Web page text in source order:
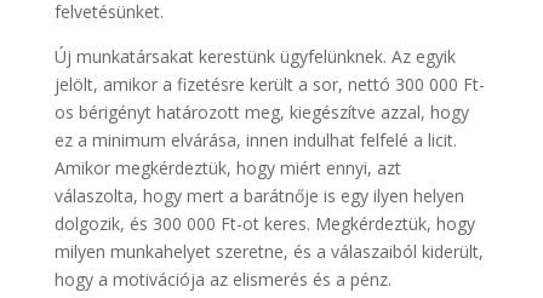
felvetésünket.
Új munkatársakat kerestünk ügyfelünknek. Az egyik
jelölt, amikor a fizetésre került a sor, nettó 300 000 Ft-
os bérigényt határozott meg, kiegészítve azzal, hogy
ez a minimum elvárása, innen indulhat felfelé a licit.
Amikor megkérdeztük, hogy miért ennyi, azt
válaszolta, hogy mert a barátnője is egy ilyen helyen
dolgozik, és 300 000 Ft-ot keres. Megkérdeztük, hogy
milyen munkahelyet szeretne, és a válaszaiból kiderült,
hogy a motivációja az elismerés és a pénz.